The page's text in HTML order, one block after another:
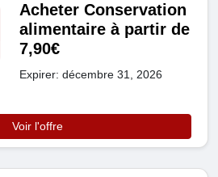
Acheter Conservation
alimentaire à partir de
7,90€
Expirer: décembre 31, 2026
Voir l'offre